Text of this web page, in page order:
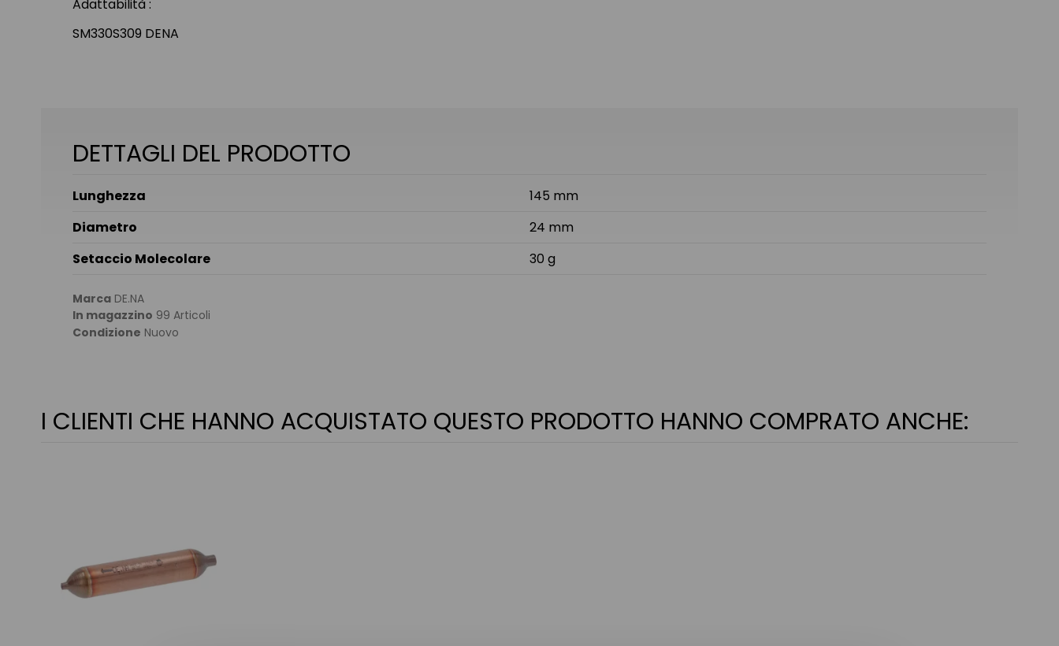
Adattabilità :
SM330S309 DENA
DETTAGLI DEL PRODOTTO
Lunghezza
145 mm
Diametro
24 mm
Setaccio Molecolare
30 g
Marca DE.NA
In magazzino 99 Articoli
Condizione Nuovo
I CLIENTI CHE HANNO ACQUISTATO QUESTO PRODOTTO HANNO COMPRATO ANCHE: